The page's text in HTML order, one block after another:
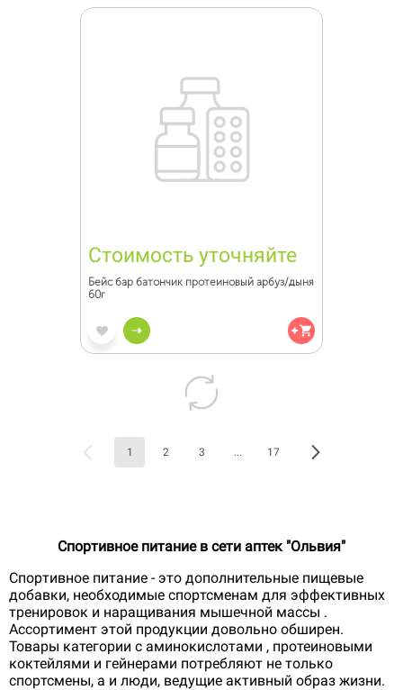
Стоимость уточняйте
Бейс бар батончик протеиновый арбуз/дыня
60г
1 2 3 ... 17
Спортивное питание в сети аптек "Ольвия"
Спортивное питание - это дополнительные пищевые
добавки, необходимые спортсменам для эффективных
тренировок и наращивания мышечной массы .
Ассортимент этой продукции довольно обширен.
Товары категории с аминокислотами , протеиновыми
коктейлями и гейнерами потребляют не только
спортсмены, а и люди, ведущие активный образ жизни.